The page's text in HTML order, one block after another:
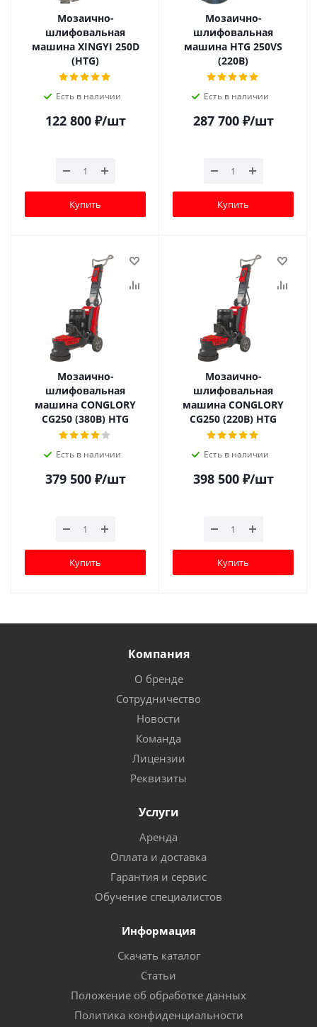
Мозаично-
шлифовальная
машина XINGYI 250D
(HTG)
Есть в наличии
122 800₽/шт
Купить
Мозаично-
шлифовальная
машина HTG 250VS
(220В)
Есть в наличии
287 700₽/шт
Купить
Мозаично-
шлифовальная
машина CONGLORY
CG250 (380В) HTG
Есть в наличии
379 500₽/шт
Купить
Мозаично-
шлифовальная
машина CONGLORY
CG250 (220В) HTG
Есть в наличии
398 500₽/шт
Купить
Компания
О бренде
Сотрудничество
Новости
Команда
Лицензии
Реквизиты
Услуги
Аренда
Оплата и доставка
Гарантия и сервис
Обучение специалистов
Информация
Скачать каталог
Статьи
Положение об обработке данных
Политика конфиденциальности